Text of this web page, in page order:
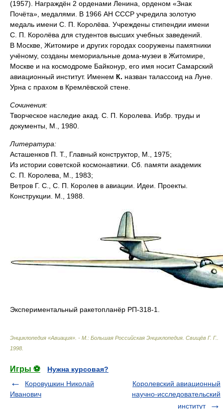
(1957). Награждён 2 орденами Ленина, орденом «Знак
Почёта», медалями. В 1966 АН СССР учредила золотую
медаль имени С. П. Королёва. Учреждены стипендии имени
С. П. Королёва для студентов высших учебных заведений.
В Москве, Житомире и других городах сооружены памятники
учёному, созданы мемориальные дома-музеи в Житомире,
Москве и на космодроме Байконур, его имя носит Самарский
авиационный институт. Именем К. назван талассоид на Луне.
Урна с прахом в Кремлёвской стене.
Сочинения:
Творческое наследие акад. С. П. Королева. Избр. труды и
документы, М., 1980.
Литература:
Асташенков П. Т., Главный конструктор, М., 1975;
Из истории советской космонавтики. Сб. памяти академик
С. П. Королева, М., 1983;
Ветров Г. С., С. П. Королев в авиации. Идеи. Проекты.
Конструкции. М., 1988.
Экспериментальный ракетопланёр РП‑318‑1.
Энциклопедия «Авиация». - М.: Большая Российская Энциклопедия Свищёв Г. Г.
1998
Игры ⚽
Нужна курсовая?
Коровушкин Николай
Иванович
Королевский авиационный
научно-исследовательский
институт